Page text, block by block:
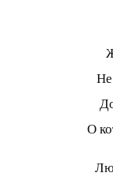
Не
О